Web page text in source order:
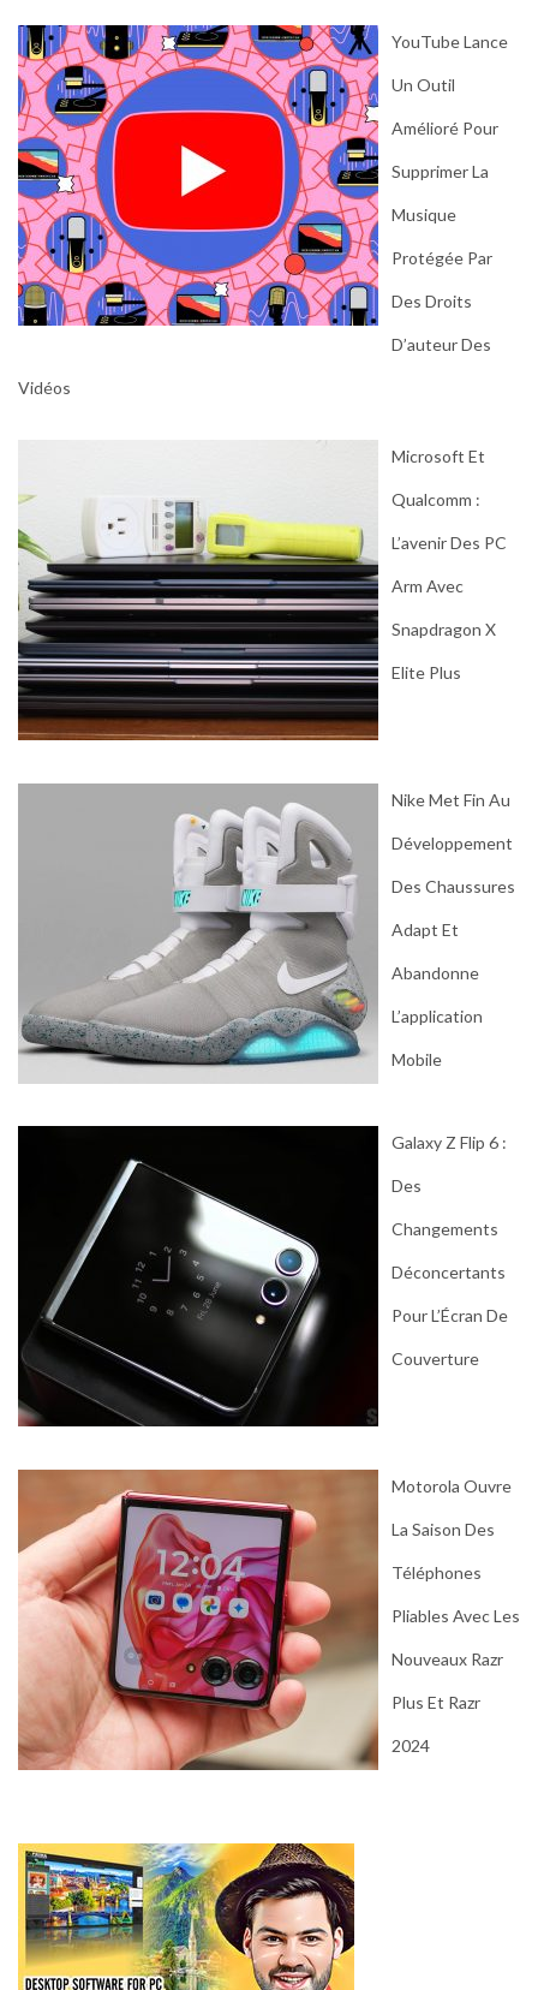
YouTube Lance
Un Outil
Amélioré Pour
Supprimer La
Musique
Protégée Par
Des Droits
D’auteur Des
Vidéos
Microsoft Et
Qualcomm :
L’avenir Des PC
Arm Avec
Snapdragon X
Elite Plus
Nike Met Fin Au
Développement
Des Chaussures
Adapt Et
Abandonne
L’application
Mobile
Galaxy Z Flip 6 :
Des
Changements
Déconcertants
Pour L’Écran De
Couverture
Motorola Ouvre
La Saison Des
Téléphones
Pliables Avec Les
Nouveaux Razr
Plus Et Razr
2024